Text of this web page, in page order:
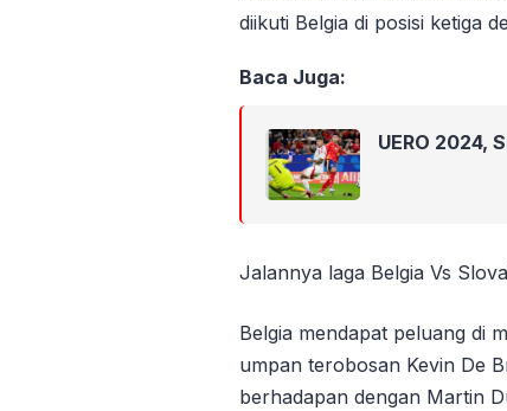
diikuti Belgia di posisi ketiga
Baca Juga:
UERO 2024,
Jalannya laga Belgia Vs
Belgia mendapat peluang di
umpan terobosan Kevin De
berhadapan dengan Martin